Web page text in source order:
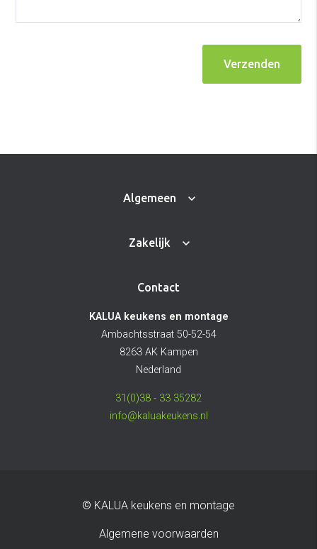
Verzenden
Algemeen
Zakelijk
Contact
KALUA keukens en montage
Ambachtsstraat 50-52-54
8263 AK Kampen
Nederland
31(0)38 - 33 35282
info@kaluakeukens.nl
© KALUA keukens en montage
Algemene voorwaarden